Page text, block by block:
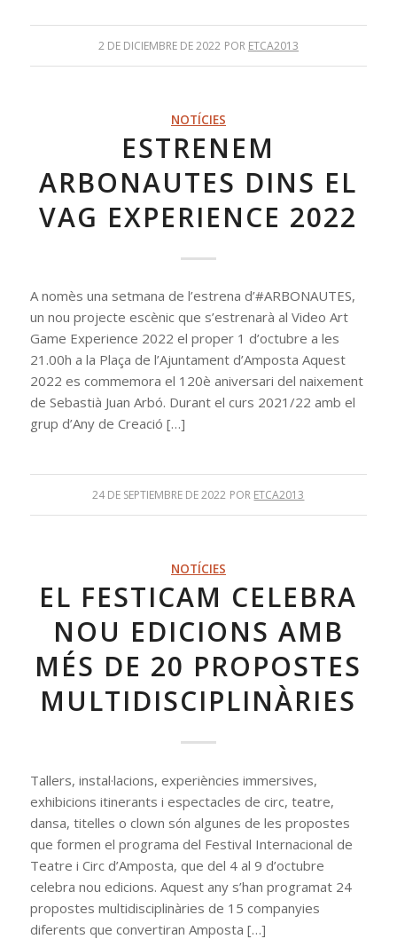
2 DE DICIEMBRE DE 2022 POR ETCA2013
NOTÍCIES
ESTRENEM
ARBONAUTES DINS EL
VAG EXPERIENCE 2022
A nomès una setmana de l’estrena d’#ARBONAUTES,
un nou projecte escènic que s’estrenarà al Video Art
Game Experience 2022 el proper 1 d’octubre a les
21.00h a la Plaça de l’Ajuntament d’Amposta Aquest
2022 es commemora el 120è aniversari del naixement
de Sebastià Juan Arbó. Durant el curs 2021/22 amb el
grup d’Any de Creació […]
24 DE SEPTIEMBRE DE 2022 POR ETCA2013
NOTÍCIES
EL FESTICAM CELEBRA
NOU EDICIONS AMB
MÉS DE 20 PROPOSTES
MULTIDISCIPLINÀRIES
Tallers, instal·lacions, experiències immersives,
exhibicions itinerants i espectacles de circ, teatre,
dansa, titelles o clown són algunes de les propostes
que formen el programa del Festival Internacional de
Teatre i Circ d’Amposta, que del 4 al 9 d’octubre
celebra nou edicions. Aquest any s’han programat 24
propostes multidisciplinàries de 15 companyies
diferents que convertiran Amposta […]